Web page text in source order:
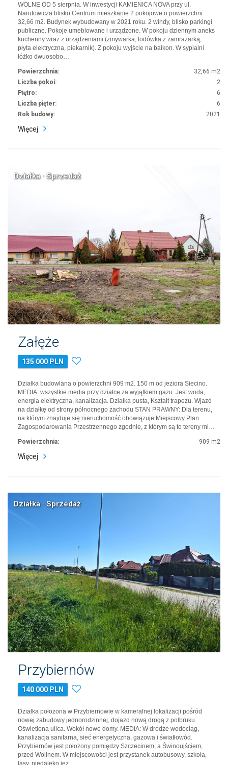
WOLNE OD 5 sierpnia. W inwestycji KAMIENICA NOVA przy ul.
Narutowicza blisko Centrum mieszkanie 2 pokojowe o powierzchni
32,66 m2. Budynek wybudowany w 2021 roku. 2 windy, blisko parkingi
publiczne. Pokoje umeblowane i urządzone. W pokoju dziennym aneks
kuchenny wraz z urządzeniami (zmywarka, lodówka z zamrażarką,
płyta elektryczna, piekarnik). Z pokoju wyjście na balkon. W sypialni
łóżko dwuosobo…
Powierzchnia:
32,66 m2
Liczba pokoi:
2
Piętro:
6
Liczba pięter:
6
Rok budowy:
2021
Więcej
Działka · Sprzedaż
Załęże
135 000 PLN
Działka budowlana o powierzchni 909 m2. 150 m od jeziora Siecino.
MEDIA: wszystkie media przy działce za wyjątkiem gazu. Jest woda,
energia elektryczna, kanalizacja. Działka pusta, Kształt trapezu. Wjazd
na działkę od strony północnego zachodu STAN PRAWNY: Dla terenu,
na którym znajduje się nieruchomość obowiązuje Miejscowy Plan
Zagospodarowania Przestrzennego zgodnie, z którym są to tereny mi…
Powierzchnia: 909 m2
Więcej
Działka · Sprzedaż
Przybiernów
140 000 PLN
Działka położona w Przybiernowie w kameralnej lokalizacji pośród
nowej zabudowy jednorodzinnej, dojazd nową drogą z polbruku.
Oświetlona ulica. Wokół nowe domy. MEDIA: W drodze wodociąg,
kanalizacja sanitarna, sieć energetyczna, gazowa i światłowód.
Przybiernów jest położony pomiędzy Szczecinem, a Świnoujściem,
przed Wolinem. W miejscowości jest przystanek autobusowy, szkoła,